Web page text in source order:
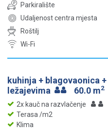
Parkiralište
Udaljenost centra mjesta
Roštilj
Wi-Fi
kuhinja + blagovaonica
ležajevima
60.0 m2
2x kauč na razvlačenje
Terasa /m2
Klima